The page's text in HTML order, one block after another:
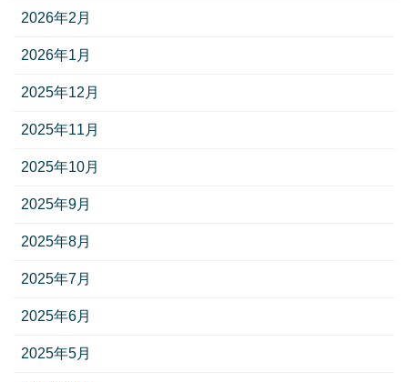
2026年2月
2026年1月
2025年12月
2025年11月
2025年10月
2025年9月
2025年8月
2025年7月
2025年6月
2025年5月